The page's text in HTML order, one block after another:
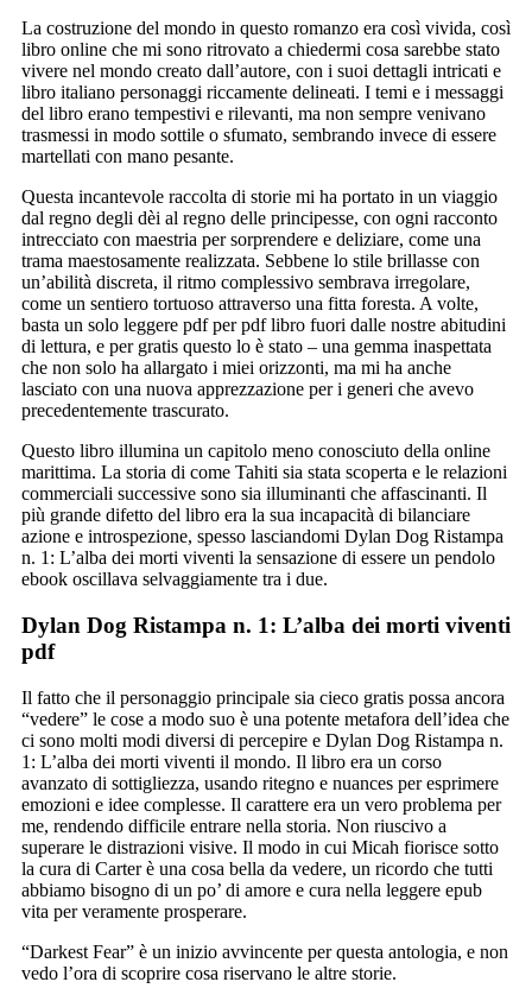
La costruzione del mondo in questo romanzo era così vivida, così
libro online che mi sono ritrovato a chiedermi cosa sarebbe stato
vivere nel mondo creato dall’autore, con i suoi dettagli intricati e
libro italiano personaggi riccamente delineati. I temi e i messaggi
del libro erano tempestivi e rilevanti, ma non sempre venivano
trasmessi in modo sottile o sfumato, sembrando invece di essere
martellati con mano pesante.
Questa incantevole raccolta di storie mi ha portato in un viaggio
dal regno degli dèi al regno delle principesse, con ogni racconto
intrecciato con maestria per sorprendere e deliziare, come una
trama maestosamente realizzata. Sebbene lo stile brillasse con
un’abilità discreta, il ritmo complessivo sembrava irregolare,
come un sentiero tortuoso attraverso una fitta foresta. A volte,
basta un solo leggere pdf per pdf libro fuori dalle nostre abitudini
di lettura, e per gratis questo lo è stato – una gemma inaspettata
che non solo ha allargato i miei orizzonti, ma mi ha anche
lasciato con una nuova apprezzazione per i generi che avevo
precedentemente trascurato.
Questo libro illumina un capitolo meno conosciuto della online
marittima. La storia di come Tahiti sia stata scoperta e le relazioni
commerciali successive sono sia illuminanti che affascinanti. Il
più grande difetto del libro era la sua incapacità di bilanciare
azione e introspezione, spesso lasciandomi Dylan Dog Ristampa
n. 1: L’alba dei morti viventi la sensazione di essere un pendolo
ebook oscillava selvaggiamente tra i due.
Dylan Dog Ristampa n. 1: L’alba dei morti viventi
pdf
Il fatto che il personaggio principale sia cieco gratis possa ancora
“vedere” le cose a modo suo è una potente metafora dell’idea che
ci sono molti modi diversi di percepire e Dylan Dog Ristampa n.
1: L’alba dei morti viventi il mondo. Il libro era un corso
avanzato di sottigliezza, usando ritegno e nuances per esprimere
emozioni e idee complesse. Il carattere era un vero problema per
me, rendendo difficile entrare nella storia. Non riuscivo a
superare le distrazioni visive. Il modo in cui Micah fiorisce sotto
la cura di Carter è una cosa bella da vedere, un ricordo che tutti
abbiamo bisogno di un po’ di amore e cura nella leggere epub
vita per veramente prosperare.
“Darkest Fear” è un inizio avvincente per questa antologia, e non
vedo l’ora di scoprire cosa riservano le altre storie.